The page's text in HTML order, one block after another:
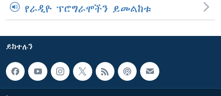
የራዲዮ ፕሮግራሞችን ይመልከቱ
ይከተሉን